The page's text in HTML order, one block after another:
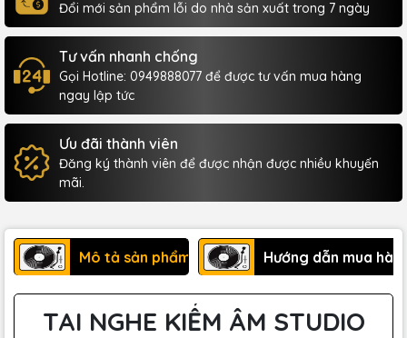
Đổi mới sản phẩm lỗi do nhà sản xuất trong 7 ngày
Tư vấn nhanh chống
Gọi Hotline: 0949888077 để được tư vấn mua hàng
ngay lập tức
Ưu đãi thành viên
Đăng ký thành viên để được nhận được nhiều khuyến
mãi.
Mô tả sản phẩm Hướng dẫn mua
TAI NGHE KIỂM ÂM STUDIO